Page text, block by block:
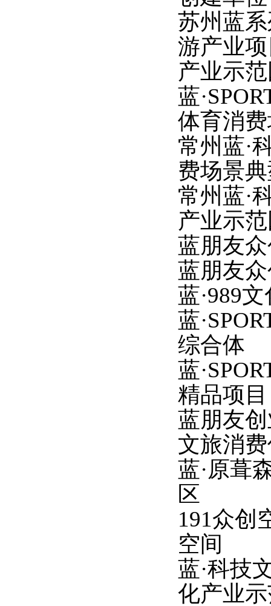
苏州蓝
游产业
产业示
蓝
体育消
常州蓝·
费场景
常州蓝·
产业示
蓝朋友
蓝朋友
蓝·989
蓝
综合体
蓝
精品项目
蓝朋友
文旅消
蓝·原葺
区
191众创
空间
蓝·科技
化产业